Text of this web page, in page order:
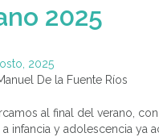
2025
2025
De la Fuente Ríos
al final del verano,
infancia y adolescencia ya